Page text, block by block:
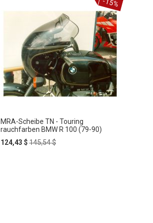
WUNSCHLISTE
HINZUFÜGEN
MRA-Scheibe TN - Touring
rauchfarben BMW R 100 (79-90)
Special
124,43 $Regular
145,54 $
-15%